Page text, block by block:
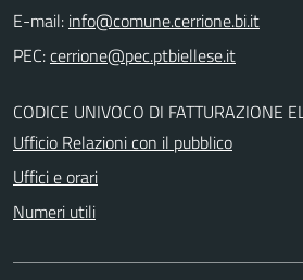
E-mail:
PEC:
CODICE UNIVOCO DI FATTURAZIONE
Ufficio Relazioni con il pubblico
Uffici e orari
Numeri utili